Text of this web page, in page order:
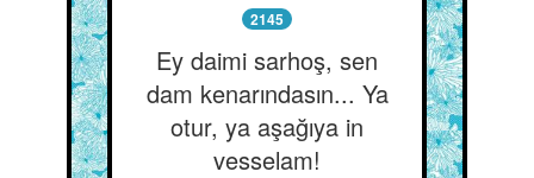
2145
Ey daimi sarhoş, sen
dam kenarındasın... Ya
otur, ya aşağıya in
vesselam!